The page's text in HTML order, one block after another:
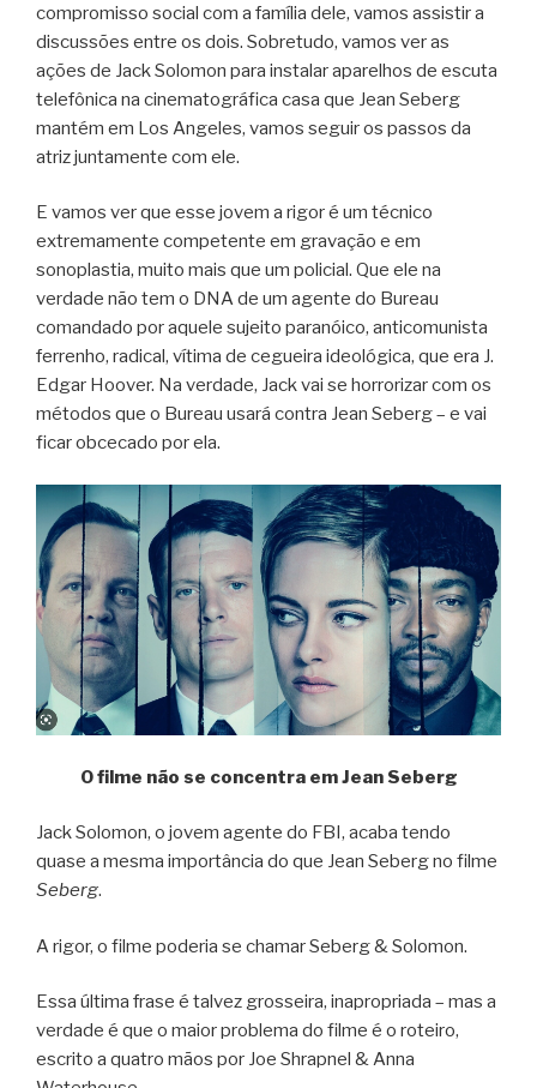
compromisso social com a família dele, vamos assistir a
discussões entre os dois. Sobretudo, vamos ver as
ações de Jack Solomon para instalar aparelhos de escuta
telefônica na cinematográfica casa que Jean Seberg
mantém em Los Angeles, vamos seguir os passos da
atriz juntamente com ele.
E vamos ver que esse jovem a rigor é um técnico
extremamente competente em gravação e em
sonoplastia, muito mais que um policial. Que ele na
verdade não tem o DNA de um agente do Bureau
comandado por aquele sujeito paranóico, anticomunista
ferrenho, radical, vítima de cegueira ideológica, que era J.
Edgar Hoover. Na verdade, Jack vai se horrorizar com os
métodos que o Bureau usará contra Jean Seberg – e vai
ficar obcecado por ela.
O filme não se concentra em Jean Seberg
Jack Solomon, o jovem agente do FBI, acaba tendo
quase a mesma importância do que Jean Seberg no filme
Seberg.
A rigor, o filme poderia se chamar Seberg & Solomon.
Essa última frase é talvez grosseira, inapropriada – mas a
verdade é que o maior problema do filme é o roteiro,
escrito a quatro mãos por Joe Shrapnel & Anna